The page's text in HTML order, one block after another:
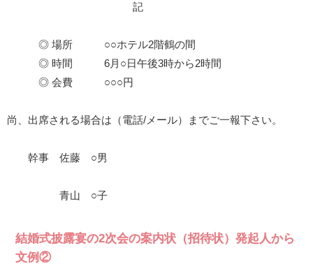
記
◎ 場所 ○○ホテル2階鶴の間
◎ 時間 6月○日午後3時から2時間
◎ 会費 ○○○円
尚、出席される場合は（電話/メール）までご一報下さい。
幹事 佐藤 ○男
青山 ○子
結婚式披露宴の2次会の案内状（招待状）発起人から
文例②